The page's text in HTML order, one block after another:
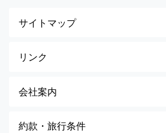
サイトマップ
リンク
会社案内
約款・旅行条件